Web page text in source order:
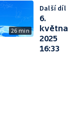
26 min
Další díl
6.
května
2025
16:33